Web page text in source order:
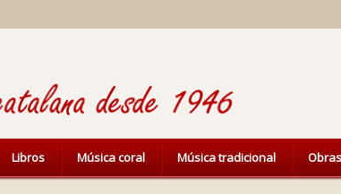
Libros Música coral Música tradicional